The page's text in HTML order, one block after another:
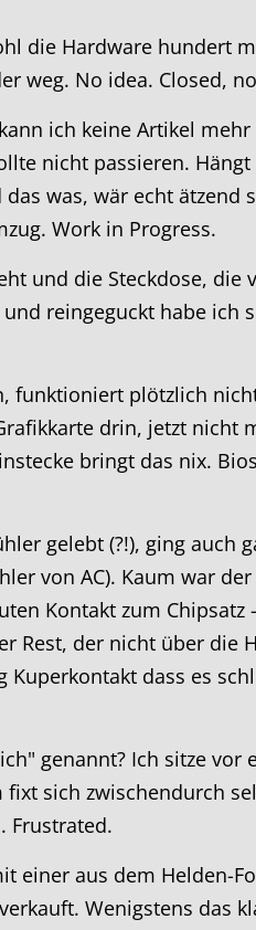
die Hardware hundert
weg. No idea. Closed,
ich keine Artikel
nicht passieren.
was, wär echt ätzend
Work in Progress.
und die Steckdose, die
reingeguckt habe ich
funktioniert plötzlich
drin, jetzt nicht
bringt das nix.
gelebt (?!), ging auch
von AC). Kaum war
Kontakt zum
Rest, der nicht über die
dass es
genannt? Ich sitze vor
sich zwischendurch
Frustrated.
aus dem Helden-
Wenigstens das